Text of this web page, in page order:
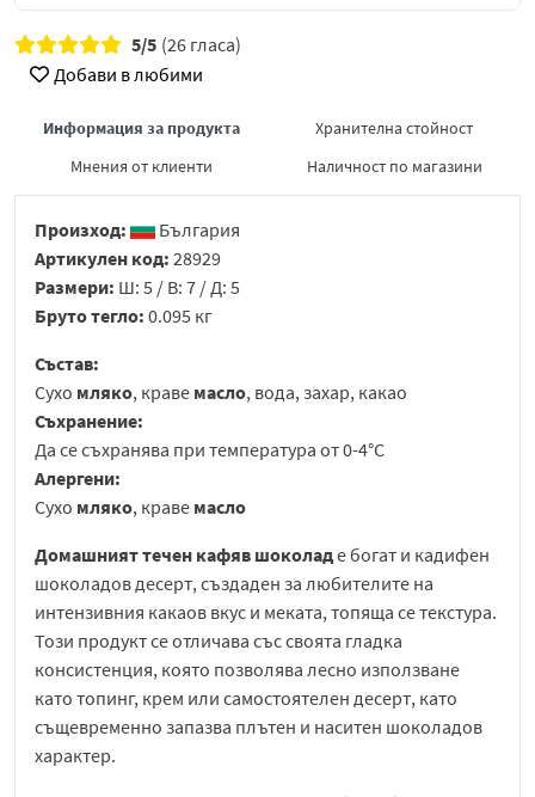
5/5 (26 гласа)
Добави в любими
Информация за продукта
Хранителна стойност
Мнения от клиенти
Наличност по магазини
Произход:
България
Артикулен код: 28929
Размери: Ш: 5 / В: 7 / Д: 5
Бруто тегло: 0.095 кг
Състав:
Сухо мляко, краве масло, вода, захар, какао
Съхранение:
Да се съхранява при температура от 0-4°C
Алергени:
Сухо мляко, краве масло
Домашният течен кафяв шоколаде богат и кадифен
шоколадов десерт, създаден за любителите на
интензивния какаов вкус и меката, топяща се текстура.
Този продукт се отличава със своята гладка
консистенция, която позволява лесно използване
като топинг, крем или самостоятелен десерт, като
същевременно запазва плътен и наситен шоколадов
характер.